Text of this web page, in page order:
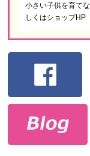
小さい子供を育て
しくはショップHP